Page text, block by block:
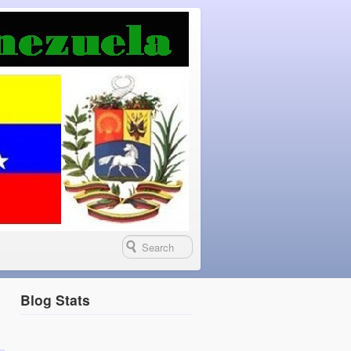
Blog Stats